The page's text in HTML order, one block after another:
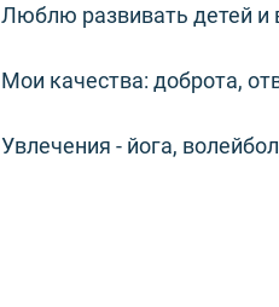
Люблю развивать детей и
Мои качества: доброта,
Увлечения - йога,